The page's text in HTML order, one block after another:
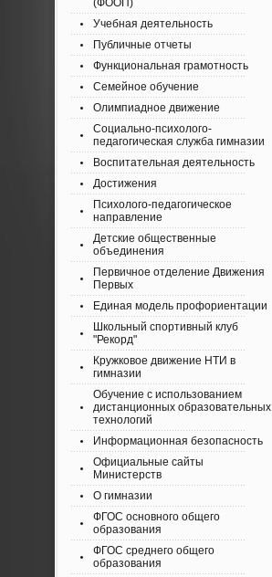
(ФООП)
Учебная деятельность
Публичные отчеты
Функциональная грамотность
Семейное обучение
Олимпиадное движение
Социально-психолого-
педагогическая служба гимназии
Воспитательная деятельность
Достижения
Психолого-педагогическое
направление
Детские общественные
объединения
Первичное отделение Движения
Первых
Единая модель профориентации
Школьный спортивный клуб
"Рекорд"
Кружковое движение НТИ в
гимназии
Обучение с использованием
дистанционных образовательных
технологий
Информационная безопасность
Официальные сайты
Министерств
О гимназии
ФГОС основного общего
образования
ФГОС среднего общего
образования